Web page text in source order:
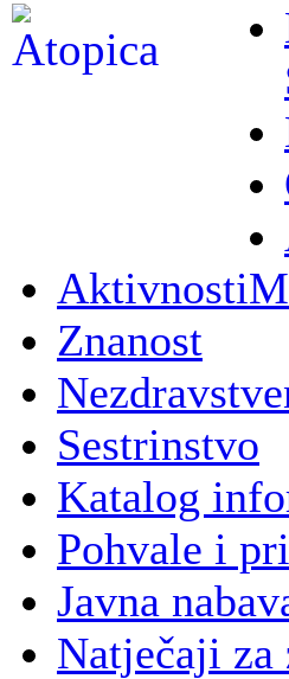
Aktivnosti
Znanost
Sestrinstvo
Katalog
Pohvale i
Javna
Natječaji za